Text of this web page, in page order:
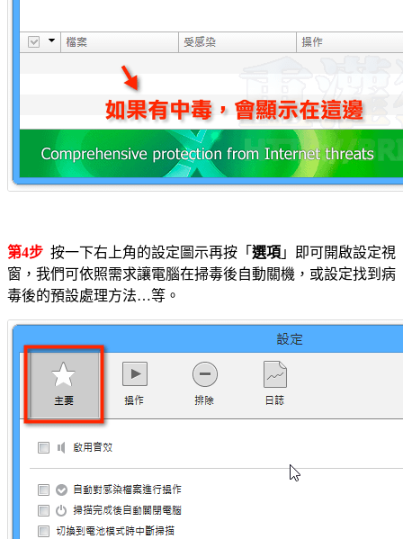
第4步 按一下右上角的設定圖示再按「 選項 」即可開啟設定視
窗，我們可依照需求讓電腦在掃毒後自動關機，或設定找到病
毒後的預設處理方法…等。